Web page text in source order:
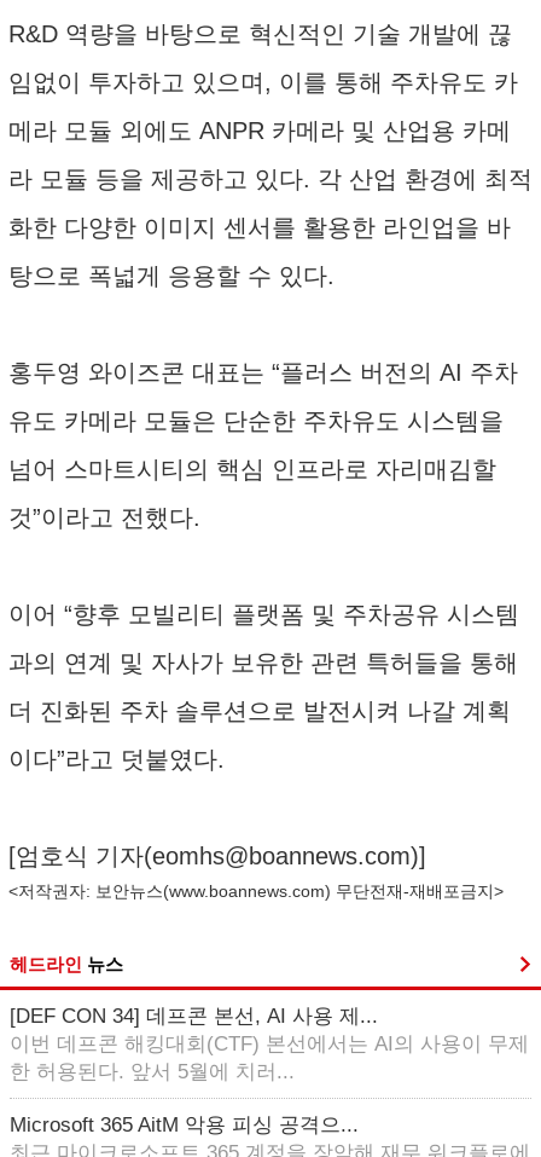
R&D 역량을 바탕으로 혁신적인 기술 개발에 끊
임없이 투자하고 있으며, 이를 통해 주차유도 카
메라 모듈 외에도 ANPR 카메라 및 산업용 카메
라 모듈 등을 제공하고 있다. 각 산업 환경에 최적
화한 다양한 이미지 센서를 활용한 라인업을 바
탕으로 폭넓게 응용할 수 있다.
홍두영 와이즈콘 대표는 “플러스 버전의 AI 주차
유도 카메라 모듈은 단순한 주차유도 시스템을
넘어 스마트시티의 핵심 인프라로 자리매김할
것”이라고 전했다.
이어 “향후 모빌리티 플랫폼 및 주차공유 시스템
과의 연계 및 자사가 보유한 관련 특허들을 통해
더 진화된 주차 솔루션으로 발전시켜 나갈 계획
이다”라고 덧붙였다.
[엄호식 기자(eomhs@boannews.com)]
<저작권자: 보안뉴스(www.boannews.com) 무단전재-재배포금지>
헤드라인 뉴스
[DEF CON 34] 데프콘 본선, AI 사용 제...
이번 데프콘 해킹대회(CTF) 본선에서는 AI의 사용이 무제
한 허용된다. 앞서 5월에 치러...
Microsoft 365 AitM 악용 피싱 공격으...